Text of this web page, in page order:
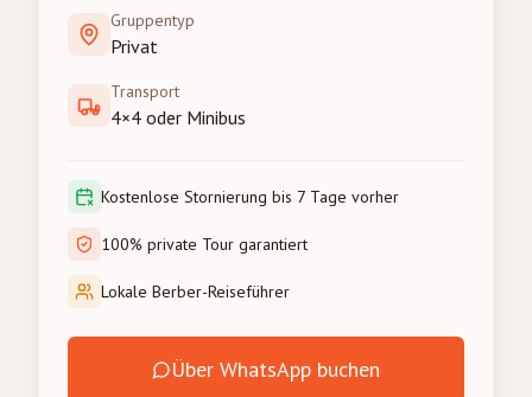
Gruppentyp
Privat
Transport
4×4 oder Minibus
Kostenlose Stornierung bis 7 Tage vorher
100% private Tour garantiert
Lokale Berber-Reiseführer
Über WhatsApp buchen